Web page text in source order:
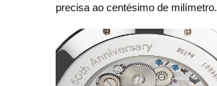
precisa ao centésimo de milímetro.